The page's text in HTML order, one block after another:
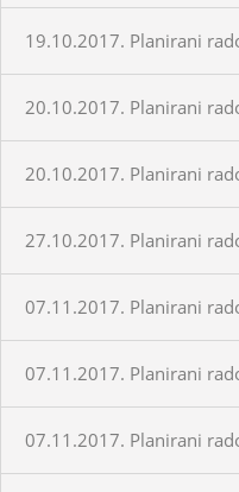
19.10.2017. Planirani
20.10.2017. Planirani
20.10.2017. Planirani
27.10.2017. Planirani
07.11.2017. Planirani
07.11.2017. Planirani
07.11.2017. Planirani